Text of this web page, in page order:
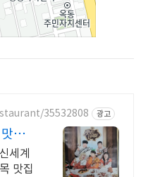
35532808 광고
있
세계
맛집